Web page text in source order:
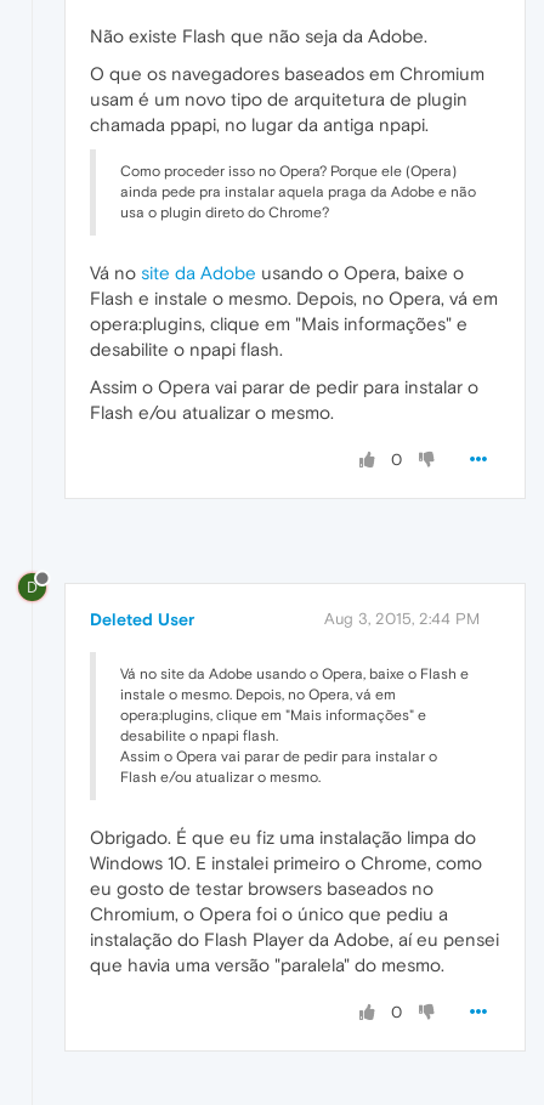
Não existe Flash que não seja da Adobe.
O que os navegadores baseados em Chromium
usam é um novo tipo de arquitetura de plugin
chamada ppapi, no lugar da antiga npapi.
Como proceder isso no Opera? Porque ele (Opera)
ainda pede pra instalar aquela praga da Adobe e não
usa o plugin direto do Chrome?
Vá no site da Adobe usando o Opera, baixe o
Flash e instale o mesmo. Depois, no Opera, vá em
opera:plugins, clique em "Mais informações" e
desabilite o npapi flash.
Assim o Opera vai parar de pedir para instalar o
Flash e/ou atualizar o mesmo.
0
D
Deleted User Aug 3, 2015, 2:44 PM
Vá no site da Adobe usando o Opera, baixe o Flash e
instale o mesmo. Depois, no Opera, vá em
opera:plugins, clique em "Mais informações" e
desabilite o npapi flash.
Assim o Opera vai parar de pedir para instalar o
Flash e/ou atualizar o mesmo.
Obrigado. É que eu fiz uma instalação limpa do
Windows 10. E instalei primeiro o Chrome, como
eu gosto de testar browsers baseados no
Chromium, o Opera foi o único que pediu a
instalação do Flash Player da Adobe, aí eu pensei
que havia uma versão "paralela" do mesmo.
0